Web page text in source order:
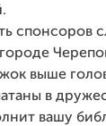
.
спонсоров
выше
в
вашу